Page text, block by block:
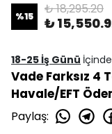
%15 ₺ 18,295.20
₺
18-25 İş Günü
Vade Farksız 4
Havale/EFT
Paylaş: